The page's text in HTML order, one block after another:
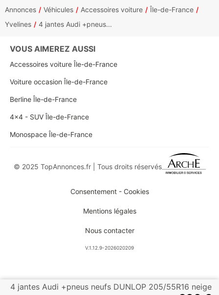
4 jantes Audi +pneus neufs DUNLOP 205/55R16 neige
Annonces Véhicules Accessoires voiture
Île-de-France
Yvelines
4 jantes Audi +pneus...
VOUS AIMEREZ AUSSI
Accessoires voiture Île-de-France
Voiture occasion Île-de-France
Berline Île-de-France
4x4 - SUV Île-de-France
Monospace Île-de-France
© 2025 TopAnnonces.fr | Tous droits réservés
Consentement - Cookies
Mentions légales
Nous contacter
V.1.12.9-2026020209